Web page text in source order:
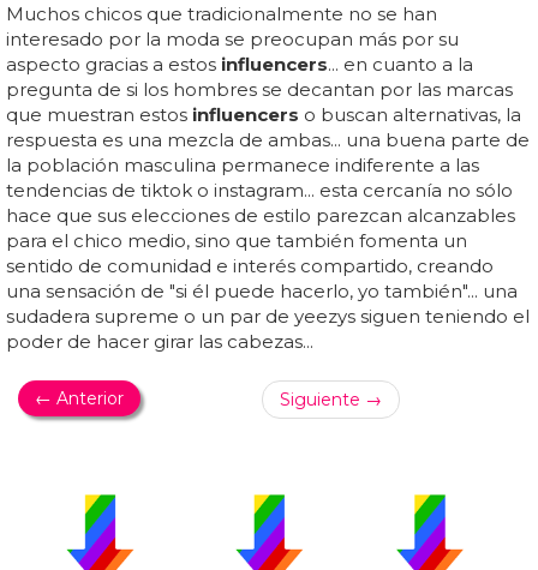
Muchos chicos que tradicionalmente no se han
interesado por la moda se preocupan más por su
aspecto gracias a estos influencers... en cuanto a la
pregunta de si los hombres se decantan por las marcas
que muestran estos influencers o buscan alternativas, la
respuesta es una mezcla de ambas... una buena parte de
la población masculina permanece indiferente a las
tendencias de tiktok o instagram... esta cercanía no sólo
hace que sus elecciones de estilo parezcan alcanzables
para el chico medio, sino que también fomenta un
sentido de comunidad e interés compartido, creando
una sensación de "si él puede hacerlo, yo también"... una
sudadera supreme o un par de yeezys siguen teniendo el
poder de hacer girar las cabezas...
← Anterior Siguiente →